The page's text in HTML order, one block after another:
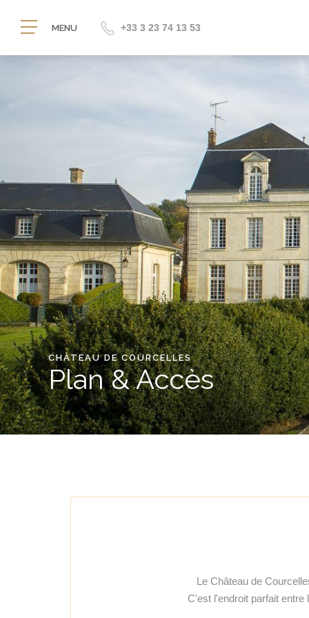
MENU +33 3 23 74 13 53
CHÂTEAU DE COURCELLES
Plan & Accès
Le Château de
C'est l'endroit parfait